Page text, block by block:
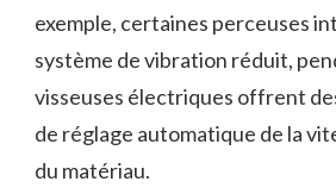
exemple, certaines perceuses
système de vibration réduit,
visseuses électriques offrent
de réglage automatique de la
du matériau.